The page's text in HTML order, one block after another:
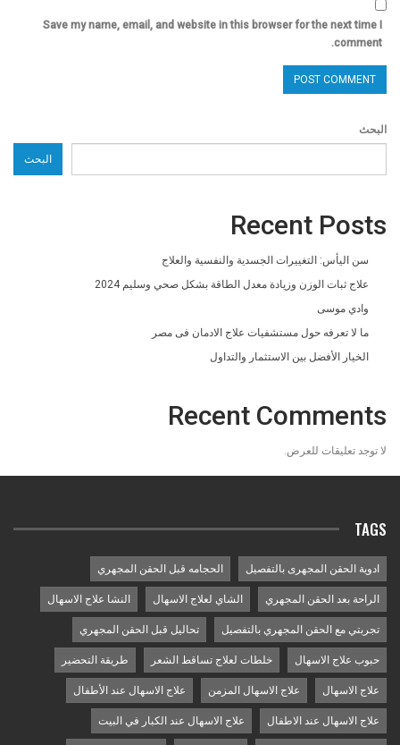
Save my name, email, and website in this browser for the next time I
comment.
البحث
البحث
Recent Posts
سن اليأس: التغييرات الجسدية والنفسية والعلاج
علاج ثبات الوزن وزيادة معدل الطاقة بشكل صحي وسليم 2024
وادي موسى
ما لا تعرفه حول مستشفيات علاج الادمان فى مصر
الخيار الأفضل بين الاستثمار والتداول
Recent Comments
لا توجد تعليقات للعرض.
TAGS
ادوية الحقن المجهرى بالتفصيل الحجامه قبل الحقن المجهري
الراحة بعد الحقن المجهري الشاي لعلاج الاسهال النشا علاج الاسهال
تجربتي مع الحقن المجهري بالتفصيل تحاليل قبل الحقن المجهري
حبوب علاج الاسهال خلطات لعلاج تساقط الشعر طريقة التحضير
علاج الاسهال علاج الاسهال المزمن علاج الاسهال عند الأطفال
علاج الاسهال عند الاطفال علاج الاسهال عند الكبار في البيت